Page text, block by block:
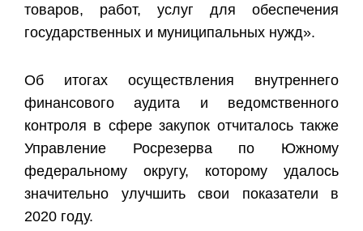
товаров, работ, услуг для обеспечения
государственных и муниципальных нужд».
Об итогах осуществления внутреннего
финансового аудита и ведомственного
контроля в сфере закупок отчиталось также
Управление Росрезерва по Южному
федеральному округу, которому удалось
значительно улучшить свои показатели в
2020 году.